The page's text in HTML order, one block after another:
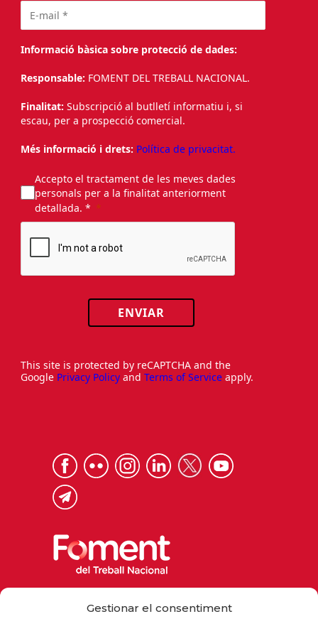
Gestionar el consentiment
Informació bàsica sobre protecció de dades:
Responsable: FOMENT DEL TREBALL NACIONAL.
Finalitat: Subscripció al butlletí informatiu i, si
escau, per a prospecció comercial.
Més informació i drets: Política de privacitat.
Accepto el tractament de les meves dades
personals per a la finalitat anteriorment
detallada. *
ENVIAR
This site is protected by reCAPTCHA and the
Google Privacy Policy and Terms of Service apply.